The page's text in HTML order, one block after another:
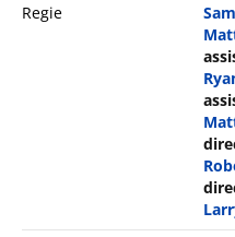
Regie